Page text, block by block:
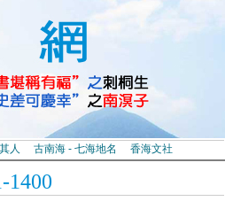
人 古南海 - 七海地名 香海文社
1400